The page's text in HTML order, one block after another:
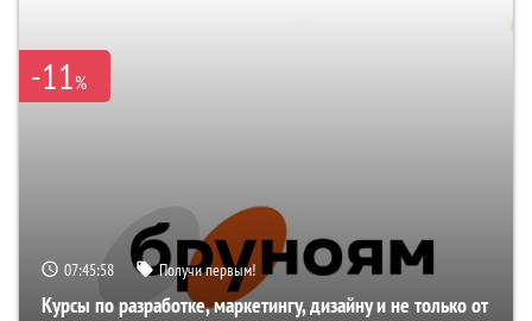
-11%
07:45:57 Получи первым!
Курсы по разработке, маркетингу, дизайну и не только от